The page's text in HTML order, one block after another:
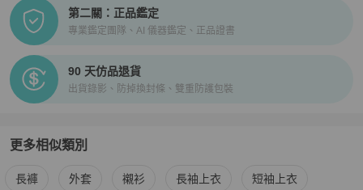
第二關：正品鑑定
專業鑑定團隊、AI 儀器鑑定、正品證書
90 天仿品退貨
出貨錄影、防掉換封條、雙重防護包裝
更多相似類別
更多Vivienne Westwood男裝 相似商品推薦
長褲 外套 襯衫 長袖上衣 短袖上衣